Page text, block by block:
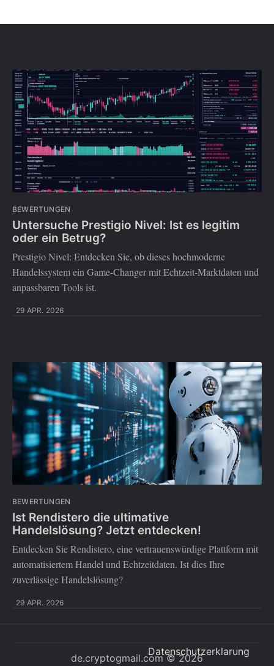
BEWERTUNGEN
Untersuche Prestigio Nivel: Ist es legitim
oder ein Betrug?
Prestigio Nivel: Entdecken Sie, ob dieses hochmoderne
Handelssystem ein Game-Changer mit Echtzeit-Marktdaten und
anpassbaren Tools ist.
29 APR. 2026
BEWERTUNGEN
Ist Rendistero die ultimative
Handelslösung? Jetzt entdecken!
Entdecken Sie Rendistero, eine vertrauenswürdige Plattform mit
automatisiertem Handel und Echtzeitdaten. Ist dies Ihre
zuverlässige Handelslösung?
29 APR. 2026
Datenschutzerklarung
de.cryptogmail.com© 2026